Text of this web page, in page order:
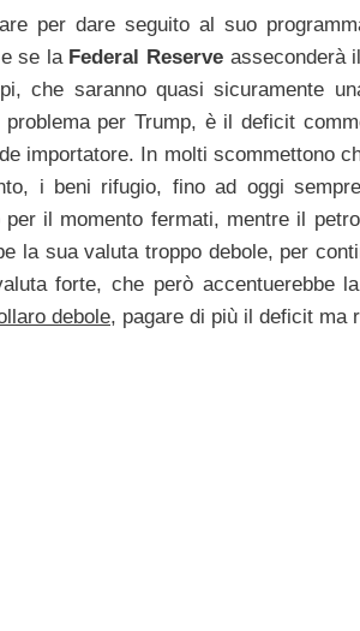
per dare seguito al suo
se la Federal Reserveasseconderà
che saranno quasi sicuramente
per Trump, è il deficit
importatore. In molti scommettono
i beni rifugio, fino ad oggi
il momento fermati, mentre il
la sua valuta troppo debole, per
forte, che però accentuerebbe
debole, pagare di più il deficit ma